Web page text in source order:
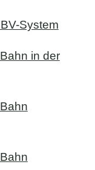
System
in der